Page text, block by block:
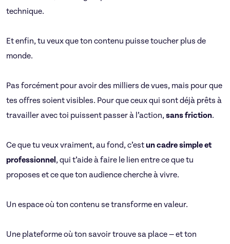
technique.
Et enfin, tu veux que ton contenu puisse toucher plus de
monde.
Pas forcément pour avoir des milliers de vues, mais pour que
tes offres soient visibles. Pour que ceux qui sont déjà prêts à
travailler avec toi puissent passer à l’action,sans friction.
Ce que tu veux vraiment, au fond, c’estun cadre simple et
professionnel, qui t’aide à faire le lien entre ce que tu
proposes et ce que ton audience cherche à vivre.
Un espace où ton contenu se transforme en valeur.
Une plateforme où ton savoir trouve sa place — et ton